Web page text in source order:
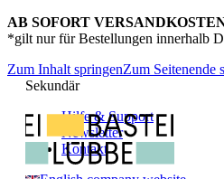
AB SOFORT
*gilt nur für Bestellungen innerhalb
Zum Inhalt springenZum Seitenende
Sekundär
Hilfe & Support
Newsletter
Kontakt